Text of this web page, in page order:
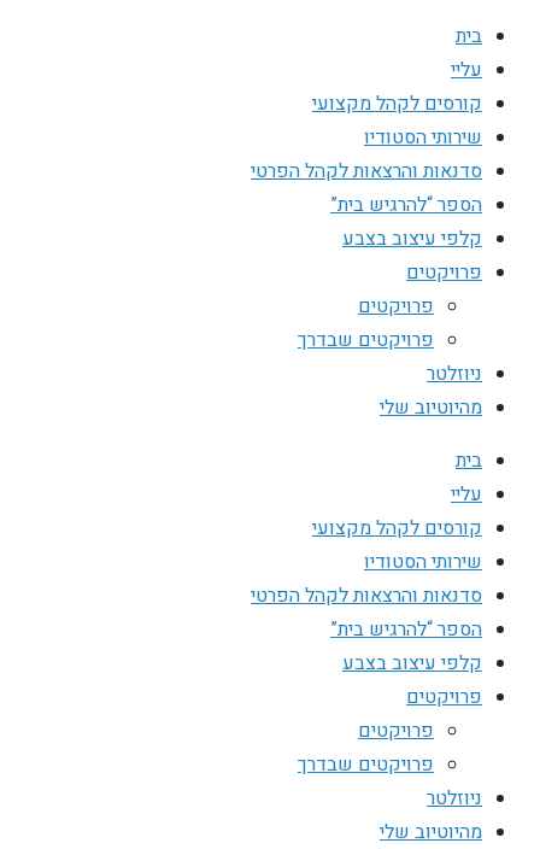
בית
עליי
קורסים לקהל מקצועי
שירותי הסטודיו
סדנאות והרצאות לקהל הפרטי
הספר “להרגיש בית”
קלפי עיצוב בצבע
פרויקטים
פרויקטים
פרויקטים שבדרך
ניוזלטר
מהיוטיוב שלי
בית
עליי
קורסים לקהל מקצועי
שירותי הסטודיו
סדנאות והרצאות לקהל הפרטי
הספר “להרגיש בית”
קלפי עיצוב בצבע
פרויקטים
פרויקטים
פרויקטים שבדרך
ניוזלטר
מהיוטיוב שלי